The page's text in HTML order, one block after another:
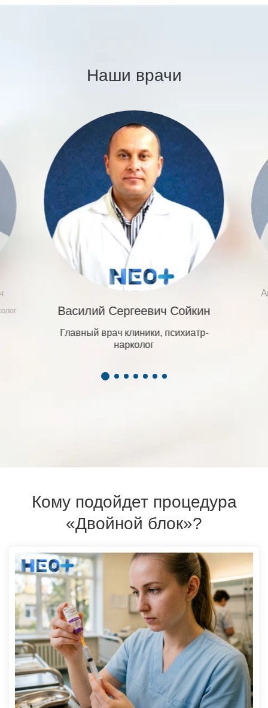
Наши врачи
Василий Сергеевич Сойкин
Главный врач клиники, психиатр-
нарколог
Кому подойдет процедура
«Двойной блок»?